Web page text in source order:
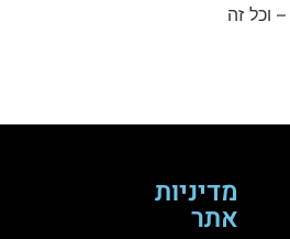
וכל זה
מדיניות
אתר